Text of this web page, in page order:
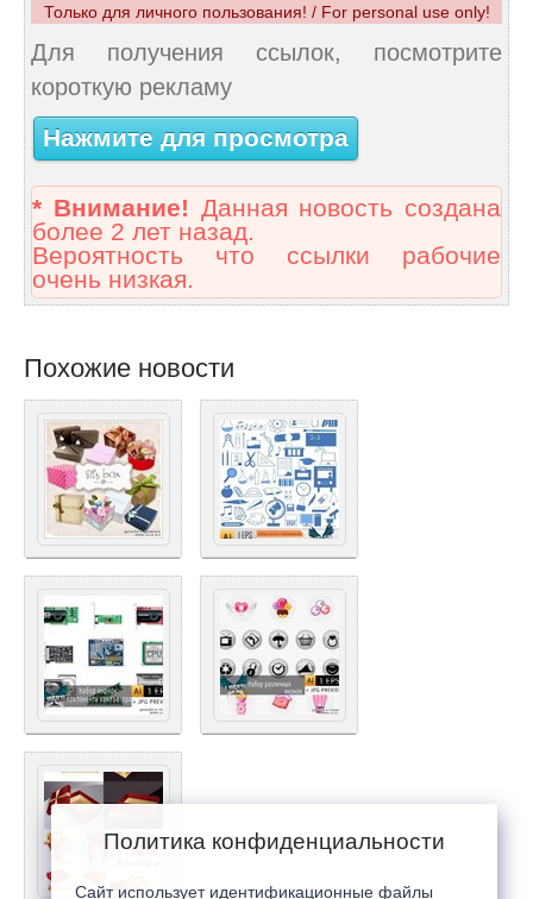
Только для личного пользования! / For personal use only!
Для получения ссылок, посмотрите
короткую рекламу
Нажмите для просмотра
* Внимание! Данная новость создана
более 2 лет назад.
Вероятность что ссылки рабочие
очень низкая.
Похожие новости
Политика конфиденциальности
Сайт использует идентификационные файлы